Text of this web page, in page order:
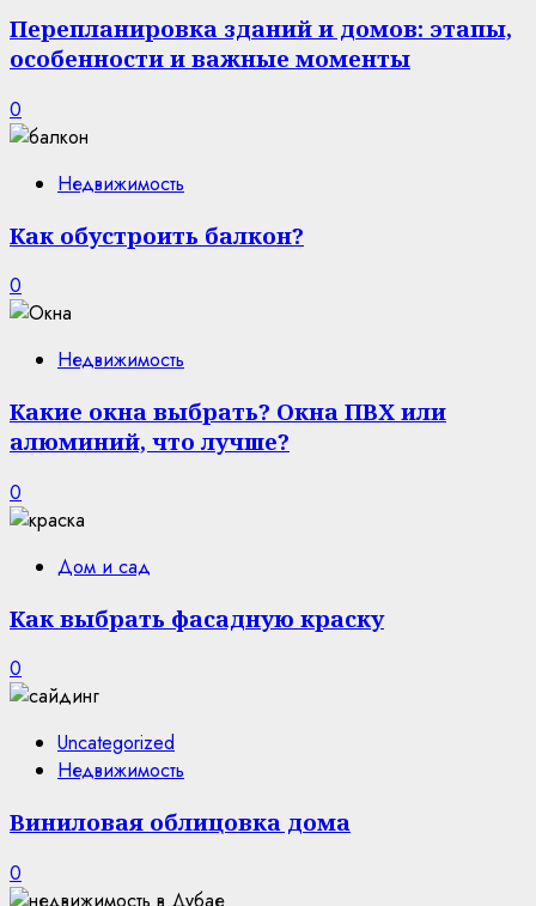
Перепланировка зданий и домов: этапы,
особенности и важные моменты
0
Недвижимость
Как обустроить балкон?
0
Недвижимость
Какие окна выбрать? Окна ПВХ или
алюминий, что лучше?
0
Дом и сад
Как выбрать фасадную краску
0
Uncategorized
Недвижимость
Виниловая облицовка дома
0